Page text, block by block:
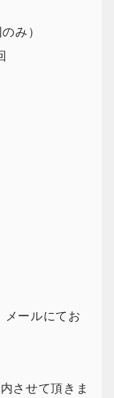
み）
メールにてお
させて頂きま